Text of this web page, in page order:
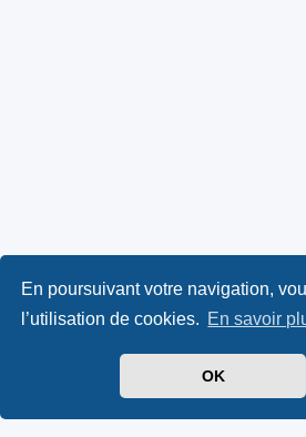
En poursuivant votre navigation,
l’utilisation de cookies. En savoir
OK